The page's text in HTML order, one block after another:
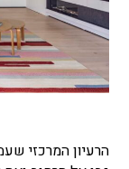
הרעיון המרכזי